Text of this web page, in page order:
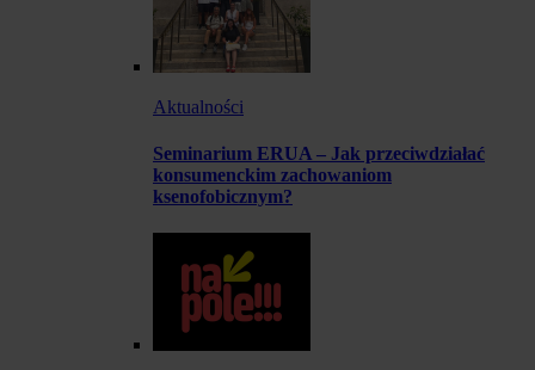
Aktualności
Seminarium ERUA – Jak przeciwdziałać
konsumenckim zachowaniom
ksenofobicznym?